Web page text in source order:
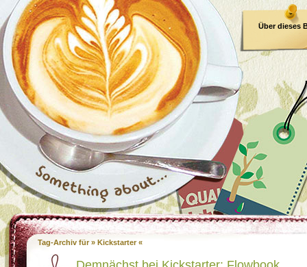
Über dieses
Tag-Archiv für » Kickstarter «